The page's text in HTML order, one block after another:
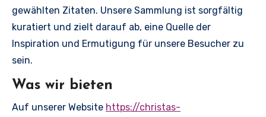
gewählten Zitaten. Unsere Sammlung ist sorgfältig
kuratiert und zielt darauf ab, eine Quelle der
Inspiration und Ermutigung für unsere Besucher zu
sein.
Was wir bieten
Auf unserer Website https://christas-